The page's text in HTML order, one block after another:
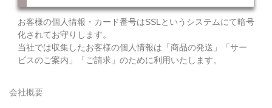
お客様の個人情報・カード番号はSSLというシステムにて暗号
化されてお守りします。
当社では収集したお客様の個人情報は「商品の発送」「サー
ビスのご案内」「ご請求」のために利用いたします。
会社概要